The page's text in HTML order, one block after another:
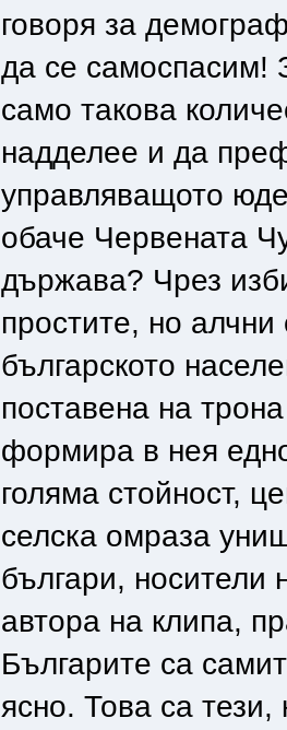
говоря за
да се
само такова
надделее и да
управляващото
обаче Червената
държава? Чрез
простите, но
българското
поставена на
формира в нея
голяма стойност,
селска омраза
българи, носители
автора на клипа,
Българите са
ясно. Това са тези,